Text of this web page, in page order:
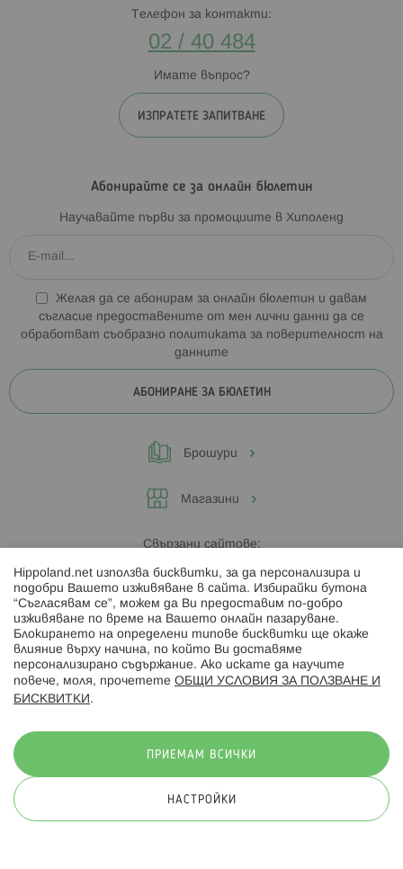
Телефон за контакти:
02 / 40 484
Имате въпрос?
ИЗПРАТЕТЕ ЗАПИТВАНЕ
Абонирайте се за онлайн бюлетин
Научавайте първи за промоциите в Хиполенд
Желая да се абонирам за онлайн бюлетин и давам
съгласие предоставените от мен лични данни да се
обработват съобразно политиката за поверителност на
данните
АБОНИРАНЕ ЗА БЮЛЕТИН
Брошури
Магазини
Свързани сайтове:
Hippoland.ro
Последвайте ни:
© 2026 Hippoland.net. Всички права запазени
Hippoland.net използва бисквитки, за да персонализира и
подобри Вашето изживяване в сайта. Избирайки бутона
“Съгласявам се”, можем да Ви предоставим по-добро
изживяване по време на Вашето онлайн пазаруване.
Блокирането на определени типове бисквитки ще окаже
влияние върху начина, по който Ви доставяме
персонализирано съдържание. Ако искате да научите
повече, моля, прочетете ОБЩИ УСЛОВИЯ ЗА ПОЛЗВАНЕ И
БИСКВИТКИ .
ПРИЕМАМ ВСИЧКИ
НАСТРОЙКИ